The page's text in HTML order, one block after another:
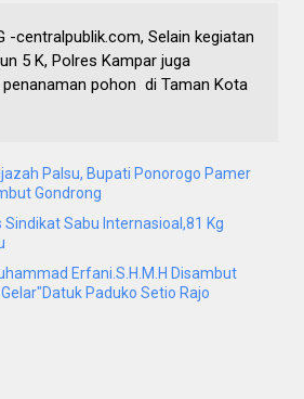
-centralpublik.com, Selain kegiatan
5 K, Polres Kampar juga
pohon di Taman Kota
Palsu, Bupati Ponorogo Pamer
Gondrong
Sindikat Sabu Internasioal,81 Kg
Erfani.S.H.M.H Disambut
Paduko Setio Rajo